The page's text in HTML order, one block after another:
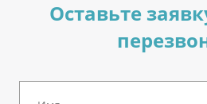
Оставьте